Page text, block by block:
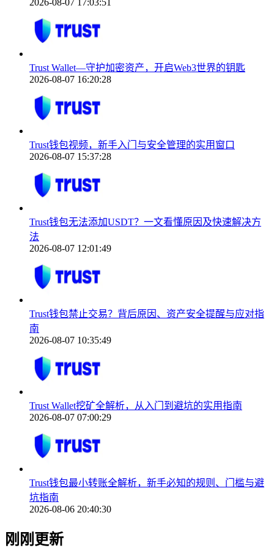
Trust Wallet—守护加密资产，开启Web3世界的钥匙
2026-08-07 16:20:28
Trust钱包视频，新手入门与安全管理的实用窗口
2026-08-07 15:37:28
Trust钱包无法添加USDT？一文看懂原因及快速解决方
法
2026-08-07 12:01:49
Trust钱包禁止交易？背后原因、资产安全提醒与应对指
南
2026-08-07 10:35:49
Trust Wallet挖矿全解析，从入门到避坑的实用指南
2026-08-07 07:00:29
Trust钱包最小转账全解析，新手必知的规则、门槛与避
坑指南
2026-08-06 20:40:30
刚刚更新